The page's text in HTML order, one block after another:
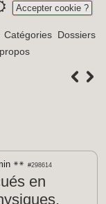
Accepter cookie ?
Catégories Dossiers
#298614
en